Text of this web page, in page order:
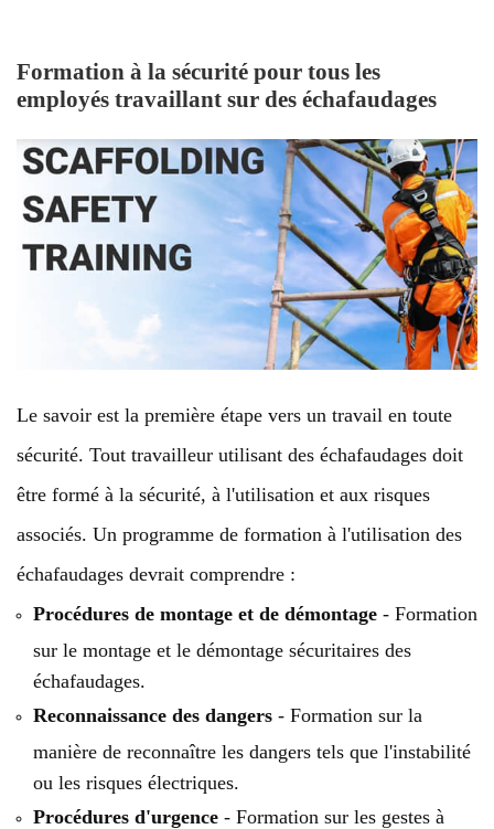
Formation à la sécurité pour tous les
employés travaillant sur des échafaudages
Le savoir est la première étape vers un travail en toute
sécurité. Tout travailleur utilisant des échafaudages doit
être formé à la sécurité, à l'utilisation et aux risques
associés. Un programme de formation à l'utilisation des
échafaudages devrait comprendre :
Procédures de montage et de démontage - Formation
sur le montage et le démontage sécuritaires des
échafaudages.
Reconnaissance des dangers - Formation sur la
manière de reconnaître les dangers tels que l'instabilité
ou les risques électriques.
Procédures d'urgence - Formation sur les gestes à